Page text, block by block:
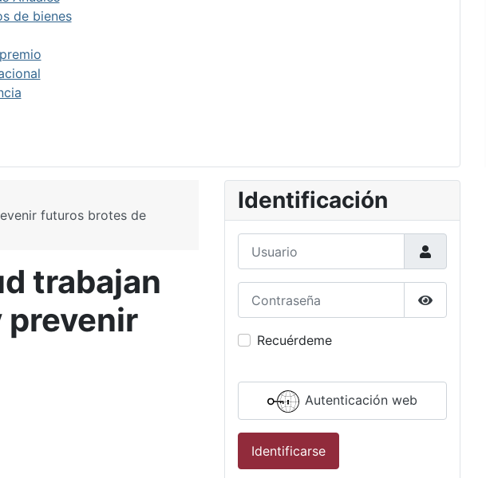
de bienes
futuros brotes de
trabajan
prevenir
Identificación
Mostrar
Recuérdeme
Autenticación web
Identificarse